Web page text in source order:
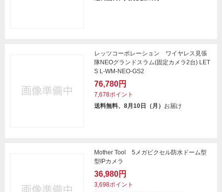
レッツコーポレーション ワイヤレス見張
隊NEOグランドスラム(固定カメラ2台) LET
S L-WM-NEO-GS2
76,780円
7,678ポイント
送料無料、8月10日（月） お届け
Mother Tool 5メガピクセル防水ドーム型
型IPカメラ
36,980円
3,698ポイント